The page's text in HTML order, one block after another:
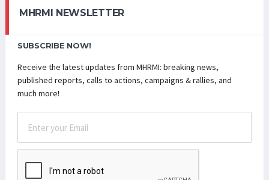
MHRMI NEWSLETTER
SUBSCRIBE NOW!
Receive the latest updates from MHRMI: breaking news,
published reports, calls to actions, campaigns & rallies, and
much more!